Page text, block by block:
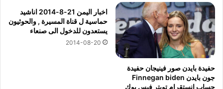
حفيدة بايدن صور فينيجان حفيدة
جون بايدن Finnegan biden
حساب انستقرام تويتر فيس بوك
اخبار اليمن 21-8-2014 اناشيد
حماسية ل قناة المسيرة , والحوثيون
يستعدون للدخول الى صنعاء
2014-08-20